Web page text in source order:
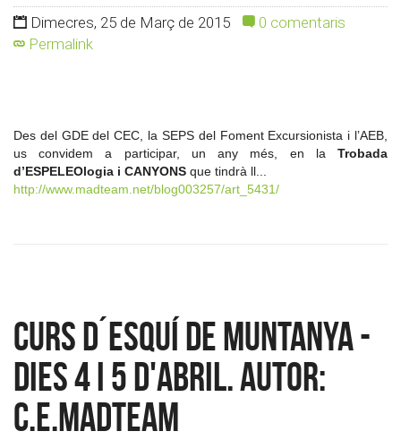
Dimecres, 25 de Març de 2015
0 comentaris
Permalink
Des del GDE del CEC, la SEPS del Foment Excursionista i l’AEB,
us convidem a participar, un any més, en la Trobada
d’ESPELEOlogia i CANYONS que tindrà ll...
http://www.madteam.net/blog003257/art_5431/
Curs d´esquí de muntanya -
Dies 4 i 5 d'Abril. Autor:
c.e.madteam